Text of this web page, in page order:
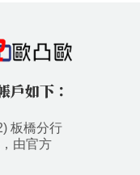
戶如下：
板橋分行
由官方